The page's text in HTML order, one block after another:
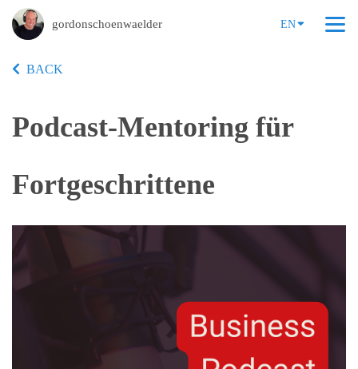
gordonschoenwaelder EN
BACK
Podcast-Mentoring für
Fortgeschrittene